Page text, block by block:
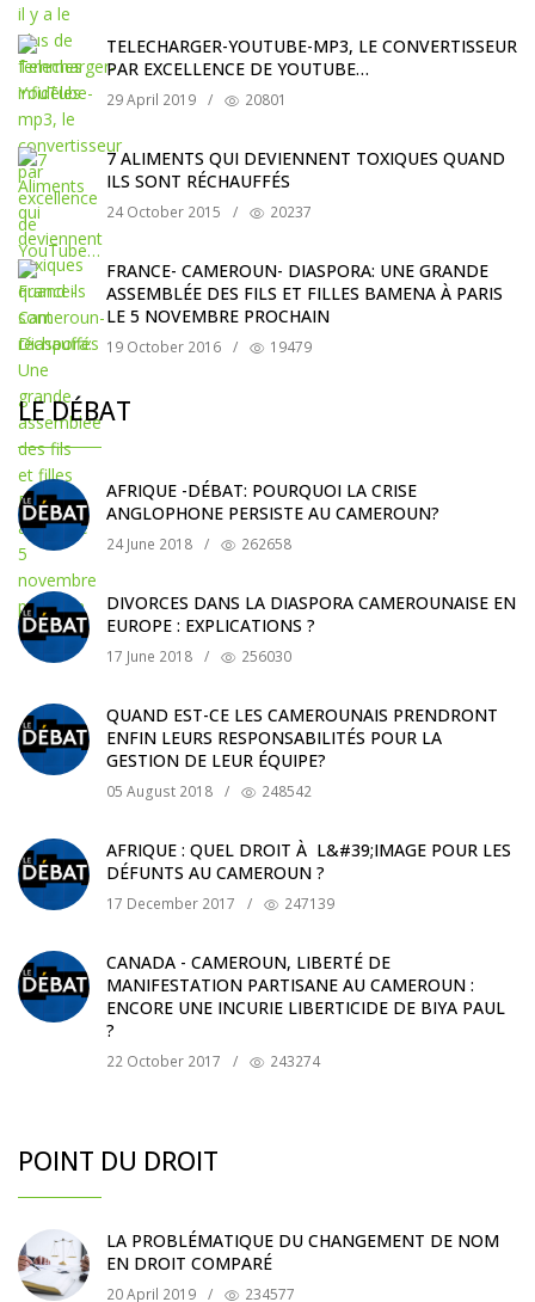
TELECHARGER-YOUTUBE-MP3, LE CONVERTISSEUR
PAR EXCELLENCE DE YOUTUBE…
29 April 2019 / 20801
7 ALIMENTS QUI DEVIENNENT TOXIQUES QUAND
ILS SONT RÉCHAUFFÉS
24 October 2015 / 20237
FRANCE- CAMEROUN- DIASPORA: UNE GRANDE
ASSEMBLÉE DES FILS ET FILLES BAMENA À PARIS
LE 5 NOVEMBRE PROCHAIN
19 October 2016 / 19479
LE DÉBAT
AFRIQUE -DÉBAT: POURQUOI LA CRISE
ANGLOPHONE PERSISTE AU CAMEROUN?
24 June 2018 / 262658
DIVORCES DANS LA DIASPORA CAMEROUNAISE EN
EUROPE : EXPLICATIONS ?
17 June 2018 / 256030
QUAND EST-CE LES CAMEROUNAIS PRENDRONT
ENFIN LEURS RESPONSABILITÉS POUR LA
GESTION DE LEUR ÉQUIPE?
05 August 2018 / 248542
AFRIQUE : QUEL DROIT À L&#39;IMAGE POUR LES
DÉFUNTS AU CAMEROUN ?
17 December 2017 / 247139
CANADA - CAMEROUN, LIBERTÉ DE
MANIFESTATION PARTISANE AU CAMEROUN :
ENCORE UNE INCURIE LIBERTICIDE DE BIYA PAUL
?
22 October 2017 / 243274
POINT DU DROIT
LA PROBLÉMATIQUE DU CHANGEMENT DE NOM
EN DROIT COMPARÉ
20 April 2019 / 234577